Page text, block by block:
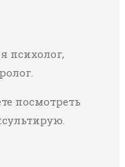
психолог,
посмотреть